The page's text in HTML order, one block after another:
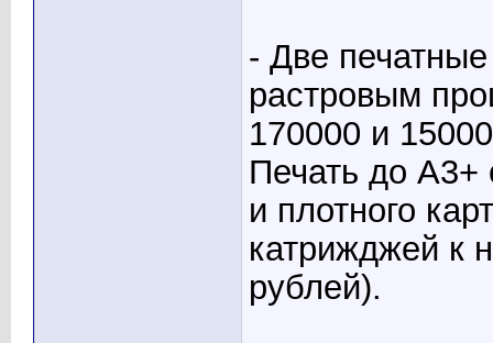
- Две
растровым
170000 и
Печать до А3+
и плотного
катрижджей к
рублей).